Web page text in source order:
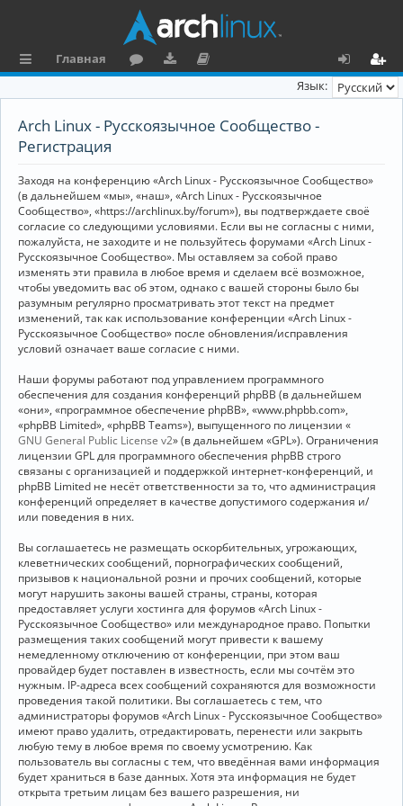
л
и
Главная
н
та
ц
и
я
х
ег
Язык:
Arch Linux - Русскоязычное Сообщество -
Регистрация
Заходя на конференцию «Arch Linux - Русскоязычное Сообщество»
(в дальнейшем «мы», «наш», «Arch Linux - Русскоязычное
Сообщество», «https://archlinux.by/forum»), вы подтверждаете своё
согласие со следующими условиями. Если вы не согласны с ними,
пожалуйста, не заходите и не пользуйтесь форумами «Arch Linux -
Русскоязычное Сообщество». Мы оставляем за собой право
изменять эти правила в любое время и сделаем всё возможное,
чтобы уведомить вас об этом, однако с вашей стороны было бы
разумным регулярно просматривать этот текст на предмет
изменений, так как использование конференции «Arch Linux -
Русскоязычное Сообщество» после обновления/исправления
условий означает ваше согласие с ними.
Наши форумы работают под управлением программного
обеспечения для создания конференций phpBB (в дальнейшем
«они», «программное обеспечение phpBB», «www.phpbb.com»,
«phpBB Limited», «phpBB Teams»), выпущенного по лицензии «
GNU General Public License v2» (в дальнейшем «GPL»). Ограничения
лицензии GPL для программного обеспечения phpBB строго
связаны с организацией и поддержкой интернет-конференций, и
phpBB Limited не несёт ответственности за то, что администрация
конференций определяет в качестве допустимого содержания и/
или поведения в них.
Вы соглашаетесь не размещать оскорбительных, угрожающих,
клеветнических сообщений, порнографических сообщений,
призывов к национальной розни и прочих сообщений, которые
могут нарушить законы вашей страны, страны, которая
предоставляет услуги хостинга для форумов «Arch Linux -
Русскоязычное Сообщество» или международное право. Попытки
размещения таких сообщений могут привести к вашему
немедленному отключению от конференции, при этом ваш
провайдер будет поставлен в известность, если мы сочтём это
нужным. IP-адреса всех сообщений сохраняются для возможности
проведения такой политики. Вы соглашаетесь с тем, что
администраторы форумов «Arch Linux - Русскоязычное Сообщество»
имеют право удалить, отредактировать, перенести или закрыть
любую тему в любое время по своему усмотрению. Как
пользователь вы согласны с тем, что введённая вами информация
будет храниться в базе данных. Хотя эта информация не будет
открыта третьим лицам без вашего разрешения, ни